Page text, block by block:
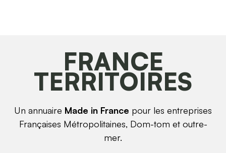
FRANCE
TERRITOIRES
Un annuaire Made in France pour les entreprises
Françaises Métropolitaines, Dom-tom et outre-
mer.